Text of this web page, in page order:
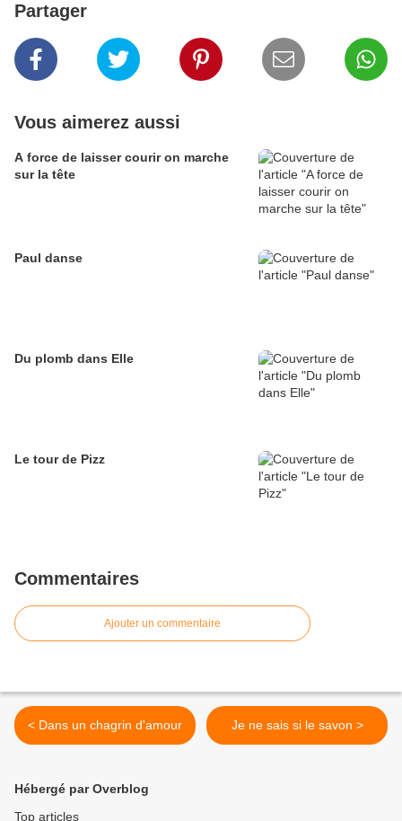
Partager
Vous aimerez aussi
A force de laisser courir on marche
sur la tête
Paul danse
Du plomb dans Elle
Le tour de Pizz
Commentaires
Ajouter un commentaire
< Dans un chagrin d'amour Je ne sais si le savon >
Hébergé par Overblog
Top articles